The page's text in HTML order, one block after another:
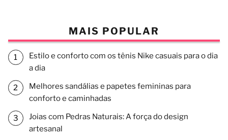
MAIS POPULAR
Estilo e conforto com os tênis Nike casuais para o dia
a dia
Melhores sandálias e papetes femininas para
conforto e caminhadas
Joias com Pedras Naturais: A força do design
artesanal